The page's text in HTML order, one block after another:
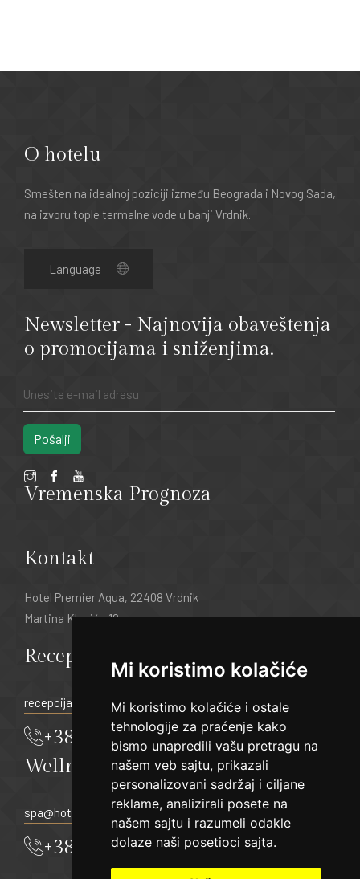
Mi koristimo kolačiće
Mi koristimo kolačiće i ostale
tehnologije za praćenje kako
bismo unapredili vašu pretragu na
našem veb sajtu, prikazali
personalizovani sadržaj i ciljane
reklame, analizirali posete na
našem sajtu i razumeli odakle
dolaze naši posetioci sajta.
O hotelu
Smešten na idealnoj poziciji između Beograda i Novog Sada,
na izvoru tople termalne vode u banji Vrdnik.
Newsletter - Najnovija obaveštenja
o promocijama i sniženjima.
Pošalji
Vremenska Prognoza
Kontakt
Hotel Premier Aqua, 22408 Vrdnik
Martina Klasića 16
Recepcija:
recepcija@hotelpremier.rs
+381 22 21 55 333
Wellness & Spa
spa@hotelpremier.rs
+381 22 21 55 319